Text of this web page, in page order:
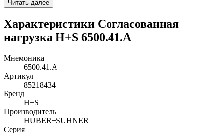
Читать далее
Характеристики Согласованная
нагрузка H+S 6500.41.A
Мнемоника
6500.41.A
Артикул
85218434
Бренд
H+S
Производитель
HUBER+SUHNER
Серия